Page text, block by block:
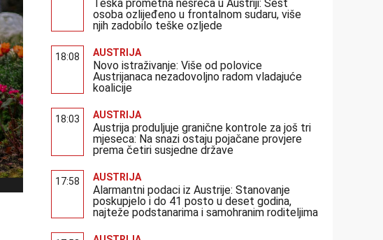
Teška prometna nesreća u Austriji: Šest
osoba ozlijeđeno u frontalnom sudaru, više
njih zadobilo teške ozljede
18:08 AUSTRIJA
Novo istraživanje: Više od polovice
Austrijanaca nezadovoljno radom vladajuće
koalicije
18:03 AUSTRIJA
Austrija produljuje granične kontrole za još tri
mjeseca: Na snazi ostaju pojačane provjere
prema četiri susjedne države
17:58 AUSTRIJA
Alarmantni podaci iz Austrije: Stanovanje
poskupjelo i do 41 posto u deset godina,
najteže podstanarima i samohranim roditeljima